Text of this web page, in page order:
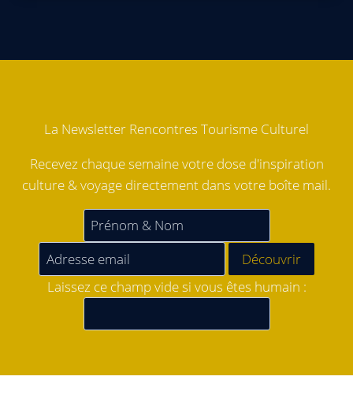
La Newsletter Rencontres Tourisme Culturel
Recevez chaque semaine votre dose d'inspiration
culture & voyage directement dans votre boîte mail.
Laissez ce champ vide si vous êtes humain :